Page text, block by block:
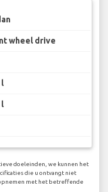
wheel drive
l
l
doeleinden, we kunnen het
die u ontvangt niet
met het betreffende